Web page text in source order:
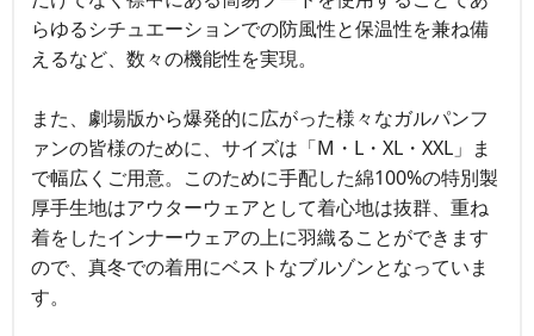
らゆるシチュエーションでの防風性と保温性を兼ね備
えるなど、数々の機能性を実現。
また、劇場版から爆発的に広がった様々なガルパンフ
ァンの皆様のために、サイズは「M・L・XL・XXL」ま
で幅広くご用意。このために手配した綿100%の特別製
厚手生地はアウターウェアとして着心地は抜群、重ね
着をしたインナーウェアの上に羽織ることができます
ので、真冬での着用にベストなブルゾンとなっていま
す。